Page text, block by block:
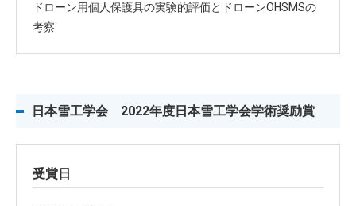
ドローン用個人保護具の実験的評価とドローンOHSMSの
考察
日本雪工学会 2022年度日本雪工学会学術奨励賞
受賞日